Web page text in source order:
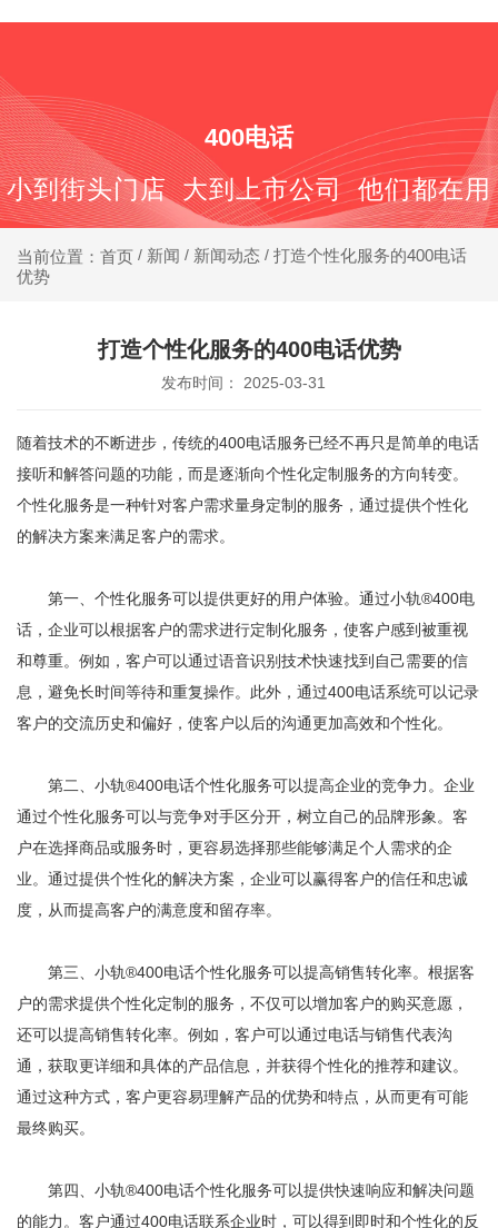
400电话
小到街头门店 大到上市公司 他们都在用
当前位置：首页 / 新闻 / 新闻动态 / 打造个性化服务的400电话
优势
打造个性化服务的400电话优势
发布时间： 2025-03-31
随着技术的不断进步，传统的400电话服务已经不再只是简单的电话
接听和解答问题的功能，而是逐渐向个性化定制服务的方向转变。
个性化服务是一种针对客户需求量身定制的服务，通过提供个性化
的解决方案来满足客户的需求。
第一、个性化服务可以提供更好的用户体验。通过小轨®400电
话，企业可以根据客户的需求进行定制化服务，使客户感到被重视
和尊重。例如，客户可以通过语音识别技术快速找到自己需要的信
息，避免长时间等待和重复操作。此外，通过400电话系统可以记录
客户的交流历史和偏好，使客户以后的沟通更加高效和个性化。
第二、小轨®400电话个性化服务可以提高企业的竞争力。企业
通过个性化服务可以与竞争对手区分开，树立自己的品牌形象。客
户在选择商品或服务时，更容易选择那些能够满足个人需求的企
业。通过提供个性化的解决方案，企业可以赢得客户的信任和忠诚
度，从而提高客户的满意度和留存率。
第三、小轨®400电话个性化服务可以提高销售转化率。根据客
户的需求提供个性化定制的服务，不仅可以增加客户的购买意愿，
还可以提高销售转化率。例如，客户可以通过电话与销售代表沟
通，获取更详细和具体的产品信息，并获得个性化的推荐和建议。
通过这种方式，客户更容易理解产品的优势和特点，从而更有可能
最终购买。
第四、小轨®400电话个性化服务可以提供快速响应和解决问题
的能力。客户通过400电话联系企业时，可以得到即时和个性化的反